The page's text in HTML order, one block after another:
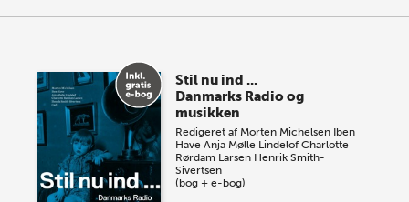
Stil nu ind ...
Danmarks Radio og
musikken
Redigeret af Morten Michelsen Iben
Have Anja Mølle Lindelof Charlotte
Rørdam Larsen Henrik Smith-
Sivertsen
(bog + e-bog)